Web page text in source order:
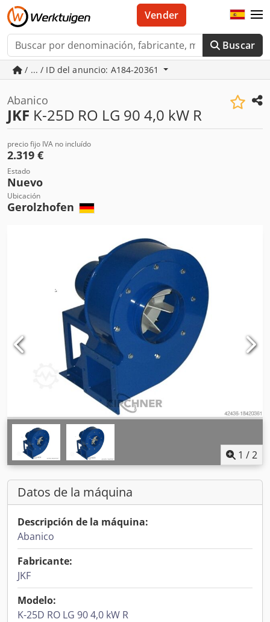
Buscar
Vender
/ ... / ID del anuncio: A184-20361
Abanico
JKF K-25D RO LG 90 4,0 kW R
precio fijo IVA no incluído
2.319 €
Estado
Nuevo
Ubicación
Gerolzhofen
1 /2
Datos de la máquina
Descripción de la máquina:
Abanico
Fabricante:
JKF
Modelo:
K-25D RO LG 90 4,0 kW R